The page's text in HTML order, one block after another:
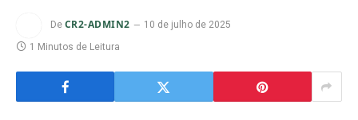
De CR2-ADMIN2
10 de julho de 2025
1 Minutos de Leitura